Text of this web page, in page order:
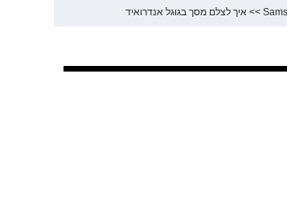
>> איך לצלם מסך בגוגל אנדרואיד